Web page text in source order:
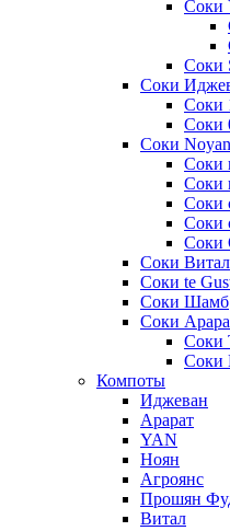
Соки
Соки
Соки
Соки
Соки
Соки
Соки
Соки
Соки
Соки
Соки
Соки Витал
Соки te
Соки Шамб
Соки
Соки
Соки
Компоты
Иджеван
Арарат
YAN
Ноян
Агроянс
Прошян
Витал